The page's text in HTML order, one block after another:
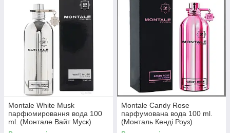
Montale White Musk
парфюмировання вода 100
ml. (Монтале Вайт Муск)
Montale Candy Rose
парфумована вода 100 ml.
(Монталь Кенді Роуз)